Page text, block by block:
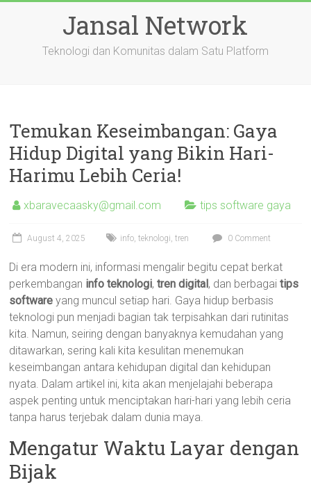
Jansal Network
Teknologi dan Komunitas dalam Satu Platform
Temukan Keseimbangan: Gaya
Hidup Digital yang Bikin Hari-
Harimu Lebih Ceria!
xbaravecaasky@gmail.com tips software gaya
August 4, 2025 info,teknologi,tren 0 Comment
Di era modern ini, informasi mengalir begitu cepat berkat
perkembangan info teknologi,tren digital, dan berbagaitips
software yang muncul setiap hari. Gaya hidup berbasis
teknologi pun menjadi bagian tak terpisahkan dari rutinitas
kita. Namun, seiring dengan banyaknya kemudahan yang
ditawarkan, sering kali kita kesulitan menemukan
keseimbangan antara kehidupan digital dan kehidupan
nyata. Dalam artikel ini, kita akan menjelajahi beberapa
aspek penting untuk menciptakan hari-hari yang lebih ceria
tanpa harus terjebak dalam dunia maya.
Mengatur Waktu Layar dengan
Bijak